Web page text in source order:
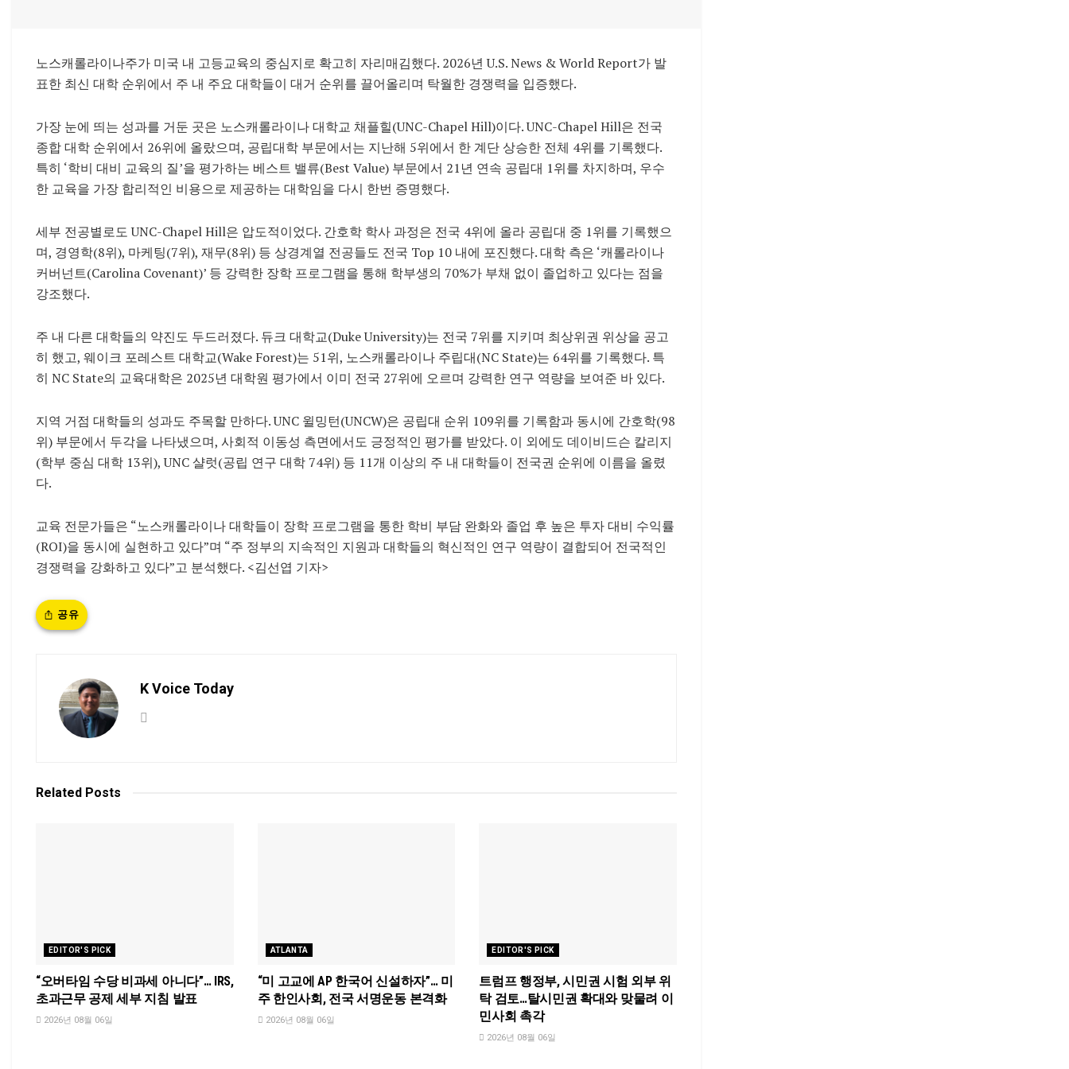
노스캐롤라이나주가 미국 내 고등교육의 중심지로 확고히 자리매김했다. 2026년 U.S. News & World Report가 발
표한 최신 대학 순위에서 주 내 주요 대학들이 대거 순위를 끌어올리며 탁월한 경쟁력을 입증했다.
가장 눈에 띄는 성과를 거둔 곳은 노스캐롤라이나 대학교 채플힐(UNC-Chapel Hill)이다. UNC-Chapel Hill은 전국
종합 대학 순위에서 26위에 올랐으며, 공립대학 부문에서는 지난해 5위에서 한 계단 상승한 전체 4위를 기록했다.
특히 ‘학비 대비 교육의 질’을 평가하는 베스트 밸류(Best Value) 부문에서 21년 연속 공립대 1위를 차지하며, 우수
한 교육을 가장 합리적인 비용으로 제공하는 대학임을 다시 한번 증명했다.
세부 전공별로도 UNC-Chapel Hill은 압도적이었다. 간호학 학사 과정은 전국 4위에 올라 공립대 중 1위를 기록했으
며, 경영학(8위), 마케팅(7위), 재무(8위) 등 상경계열 전공들도 전국 Top 10 내에 포진했다. 대학 측은 ‘캐롤라이나
커버넌트(Carolina Covenant)’ 등 강력한 장학 프로그램을 통해 학부생의 70%가 부채 없이 졸업하고 있다는 점을
강조했다.
주 내 다른 대학들의 약진도 두드러졌다. 듀크 대학교(Duke University)는 전국 7위를 지키며 최상위권 위상을 공고
히 했고, 웨이크 포레스트 대학교(Wake Forest)는 51위, 노스캐롤라이나 주립대(NC State)는 64위를 기록했다. 특
히 NC State의 교육대학은 2025년 대학원 평가에서 이미 전국 27위에 오르며 강력한 연구 역량을 보여준 바 있다.
지역 거점 대학들의 성과도 주목할 만하다. UNC 윌밍턴(UNCW)은 공립대 순위 109위를 기록함과 동시에 간호학(98
위) 부문에서 두각을 나타냈으며, 사회적 이동성 측면에서도 긍정적인 평가를 받았다. 이 외에도 데이비드슨 칼리지
(학부 중심 대학 13위), UNC 샬럿(공립 연구 대학 74위) 등 11개 이상의 주 내 대학들이 전국권 순위에 이름을 올렸
다.
교육 전문가들은 “노스캐롤라이나 대학들이 장학 프로그램을 통한 학비 부담 완화와 졸업 후 높은 투자 대비 수익률
(ROI)을 동시에 실현하고 있다”며 “주 정부의 지속적인 지원과 대학들의 혁신적인 연구 역량이 결합되어 전국적인
경쟁력을 강화하고 있다”고 분석했다. <김선엽 기자>
공유
K Voice Today
Related Posts
EDITOR'S PICK
“오버타임 수당 비과세 아니다”… IRS,
초과근무 공제 세부 지침 발표
2026년 08월 06일
ATLANTA
“미 고교에 AP 한국어 신설하자”… 미
주 한인사회, 전국 서명운동 본격화
2026년 08월 06일
EDITOR'S PICK
트럼프 행정부, 시민권 시험 외부 위
탁 검토…탈시민권 확대와 맞물려 이
민사회 촉각
2026년 08월 06일